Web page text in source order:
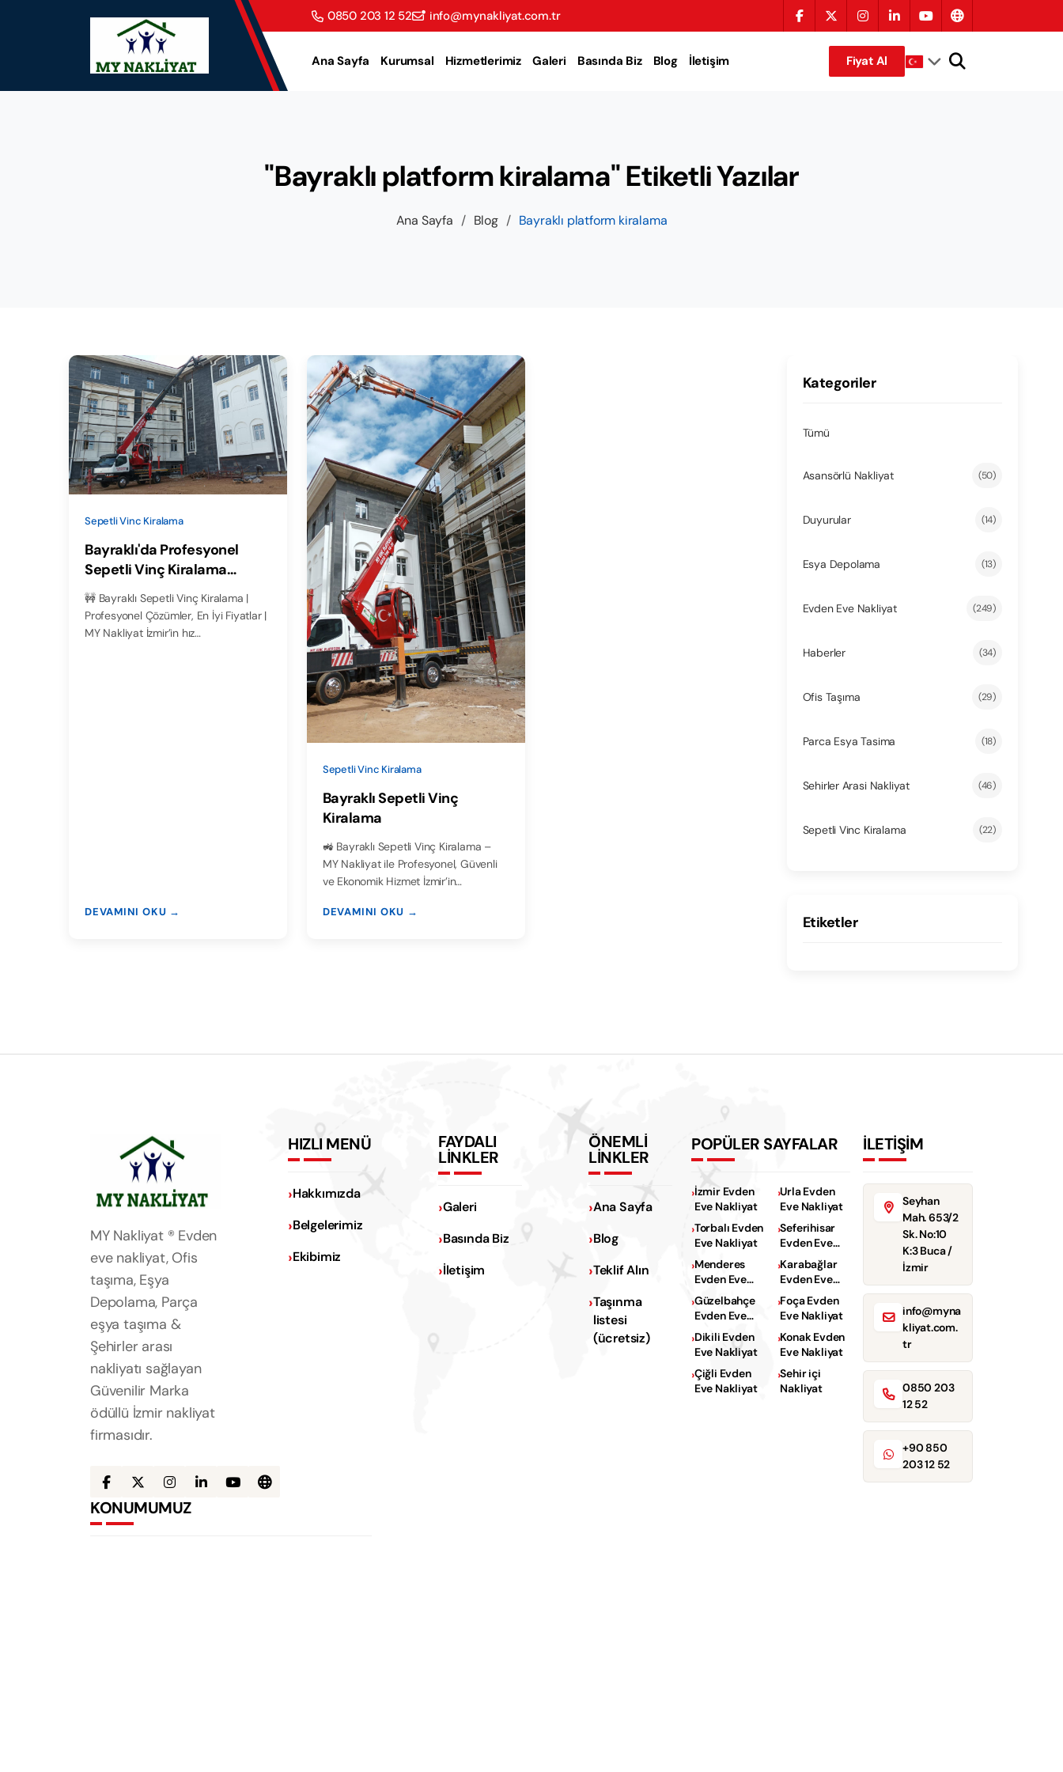
0850 203 12 52 info@mynakliyat.com.tr
Ana Sayfa Kurumsal Hizmetlerimiz Galeri Basında Biz Blog İletişim Fiyat Al
"Bayraklı platform kiralama" Etiketli Yazılar
Ana Sayfa / Blog / Bayraklı platform kiralama
Sepetli Vinc Kiralama
Bayraklı'da Profesyonel
Sepetli Vinç Kiralama
Hizmetleri
🚧 Bayraklı Sepetli Vinç Kiralama |
Profesyonel Çözümler, En İyi Fiyatlar |
MY Nakliyat İzmir’in hız…
DEVAMINI OKU →
Sepetli Vinc Kiralama
Bayraklı Sepetli Vinç
Kiralama
🚜 Bayraklı Sepetli Vinç Kiralama –
MY Nakliyat ile Profesyonel, Güvenli
ve Ekonomik Hizmet İzmir’in…
DEVAMINI OKU →
Kategoriler
Tümü
Asansörlü Nakliyat (50)
Duyurular (14)
Esya Depolama (13)
Evden Eve Nakliyat (249)
Haberler (34)
Ofis Taşıma (29)
Parca Esya Tasima (18)
Sehirler Arasi Nakliyat (46)
Sepetli Vinc Kiralama (22)
Etiketler
MY Nakliyat ® Evden
eve nakliyat, Ofis
taşıma, Eşya
Depolama, Parça
eşya taşıma &
Şehirler arası
nakliyatı sağlayan
Güvenilir Marka
ödüllü İzmir nakliyat
firmasıdır.
HIZLI MENÜ
Hakkımızda
Belgelerimiz
Ekibimiz
FAYDALI
LİNKLER
Galeri
Basında Biz
İletişim
ÖNEMLİ
LİNKLER
Ana Sayfa
Blog
Teklif Alın
Taşınma
listesi
(ücretsiz)
POPÜLER SAYFALAR
İzmir Evden
Eve Nakliyat
Urla Evden
Eve Nakliyat
Torbalı Evden
Eve Nakliyat
Seferihisar
Evden Eve
Nakliyat
Menderes
Evden Eve
Nakliyat
Karabağlar
Evden Eve
Nakliyat
Güzelbahçe
Evden Eve
Nakliyat
Foça Evden
Eve Nakliyat
Dikili Evden
Eve Nakliyat
Konak Evden
Eve Nakliyat
Çiğli Evden
Eve Nakliyat
Sehir içi
Nakliyat
İLETİŞİM
Seyhan
Mah. 653/2
Sk. No:10
K:3 Buca /
İzmir
info@myna
kliyat.com.
tr
0850 203
12 52
+90 850
203 12 52
KONUMUMUZ